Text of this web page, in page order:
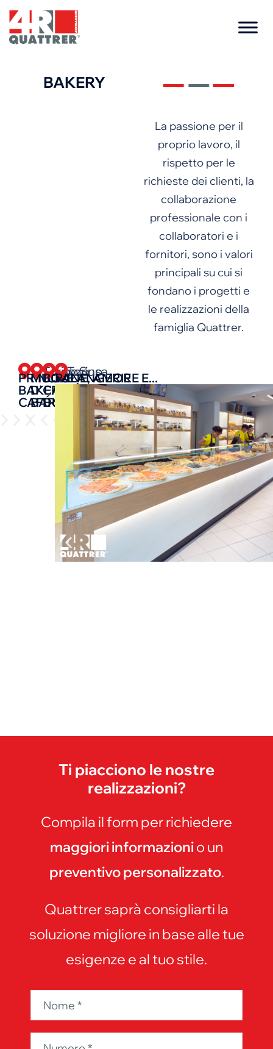
BAKERY
La passione per il
proprio lavoro, il
rispetto per le
richieste dei clienti, la
collaborazione
professionale con i
collaboratori e i
fornitori, sono i valori
principali su cui si
fondano i progetti e
le realizzazioni della
famiglia Quattrer.
Torino
PRINCIPE
BAKERY
CAFÉ
Lanzo
MULIN
D'
BAROT
Torino
BOULANGERIE
CAFFÈ
DUCA
Susa
PANE, AMORE E...
Ti piacciono le nostre
realizzazioni?
Compila il form per richiedere
maggiori informazionio un
preventivo personalizzato.
Quattrer saprà consigliarti la
soluzione migliore in base alle tue
esigenze e al tuo stile.